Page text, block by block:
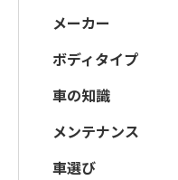
メーカー
ボディタイプ
車の知識
メンテナンス
車選び